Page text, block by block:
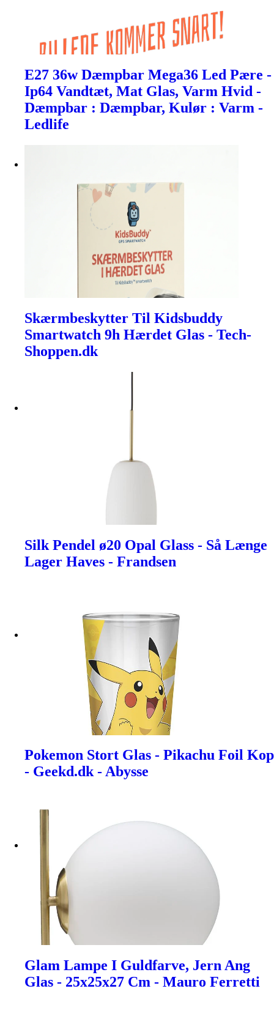
E27 36w Dæmpbar Mega36 Led Pære -
Ip64 Vandtæt, Mat Glas, Varm Hvid -
Dæmpbar : Dæmpbar, Kulør : Varm -
Ledlife
Skærmbeskytter Til Kidsbuddy
Smartwatch 9h Hærdet Glas - Tech-
Shoppen.dk
Silk Pendel ø20 Opal Glass - Så Længe
Lager Haves - Frandsen
Pokemon Stort Glas - Pikachu Foil Kop
- Geekd.dk - Abysse
Glam Lampe I Guldfarve, Jern Ang
Glas - 25x25x27 Cm - Mauro Ferretti